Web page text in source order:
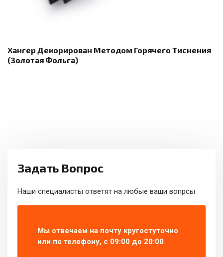
Хангер Декорирован Методом Горячего Тиснения
(золотая Фольга)
Задать Вопрос
Наши специалисты ответят на любые ваши вопрсы
Мы отвечаем на почту кругостуточно
или по телефону, с 09:00 до 20:00